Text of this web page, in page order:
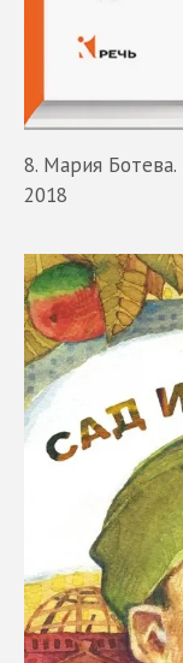
8. Мария Ботева.
2018